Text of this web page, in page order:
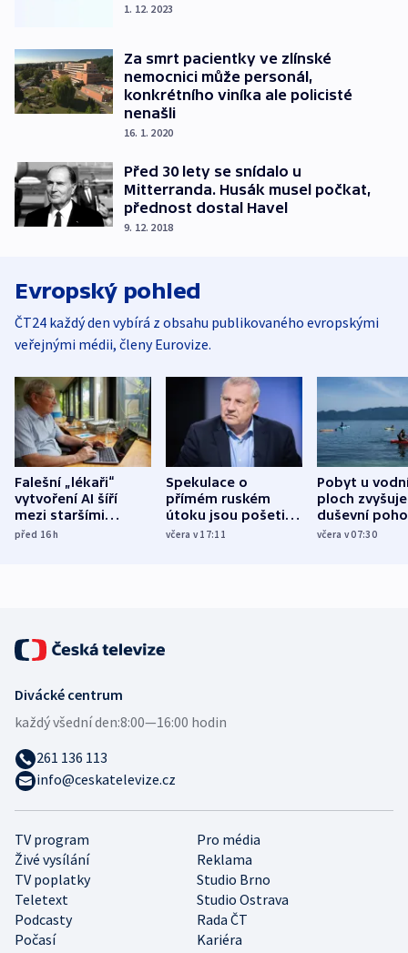
1. 12. 2023
Za smrt pacientky ve zlínské
nemocnici může personál,
konkrétního viníka ale policisté
nenašli
16. 1. 2020
Před 30 lety se snídalo u
Mitterranda. Husák musel počkat,
přednost dostal Havel
9. 12. 2018
Evropský pohled
ČT24 každý den vybírá z obsahu publikovaného evropskými
veřejnými médii, členy Eurovize.
Falešní „lékaři“
vytvoření AI šíří
mezi staršími
Poláky nebezpečné
před 16h
Spekulace o
přímém ruském
útoku jsou pošetilé,
míní estonský
včera v 17:11
Pobyt u
ploch zvyšuje
duševní
ukázala
včera v 07:30
TV program
Pro média
Živé vysílání
Reklama
TV poplatky
Studio Brno
Teletext
Studio Ostrava
Podcasty
Rada ČT
Počasí
Kariéra
Divácké centrum
každý všední den:8:00—16:00 hodin
261 136 113
info@ceskatelevize.cz